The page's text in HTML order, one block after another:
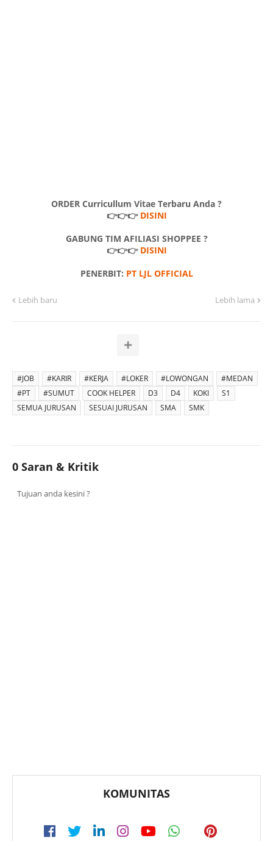
ORDER Curricullum Vitae Terbaru Anda ?
👉👉👉 DISINI
GABUNG TIM AFILIASI SHOPPEE ?
👉👉👉 DISINI
PENERBIT: PT LJL OFFICIAL
Lebih baru Lebih lama
#JOB #KARIR #KERJA #LOKER #LOWONGAN
#MEDAN
#PT
#SUMUT COOK HELPER D3 D4 KOKI
S1
SEMUA JURUSAN
SESUAI JURUSAN SMA SMK
0 Saran & Kritik
Tujuan anda kesini ?
KOMUNITAS